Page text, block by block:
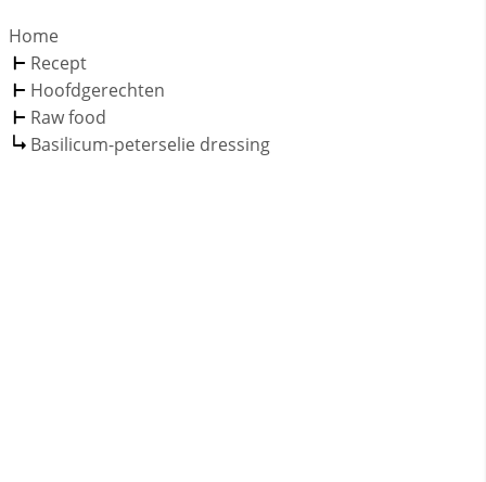
Home
Recept
Hoofdgerechten
Raw food
Basilicum-peterselie dressing